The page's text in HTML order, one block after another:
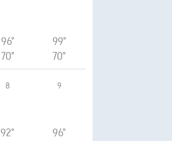
96°
70°
99°
70°
8
92°
9
96°